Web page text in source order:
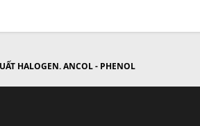
HALOGEN. ANCOL - PHENOL